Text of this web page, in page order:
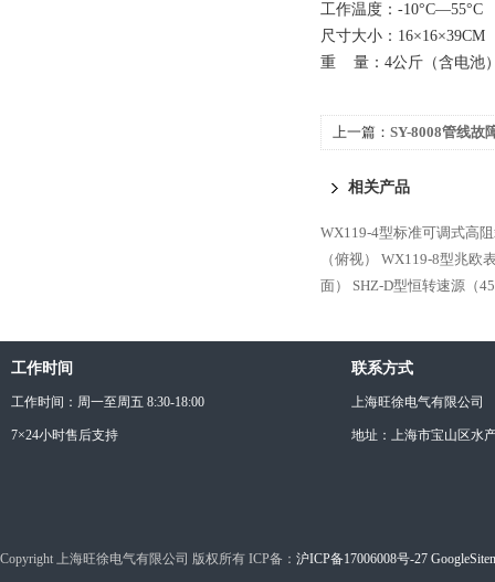
工作温度：-10°C—55°C
尺寸大小：16×16×39CM
重 量：4公斤（含电池
上一篇： SY-8008管线故
相关产品
WX119-4型标准可调式高
（俯视）
WX119-8型兆欧
面）
SHZ-D型恒转速源（
工作时间
工作时间：周一至周五 8:30-18:00
7×24小时售后支持
联系方式
上海旺徐电气有限公司
地址：上海市宝山区水
Copyright 上海旺徐电气有限公司 版权所有 ICP备： 沪ICP备17006008号-27